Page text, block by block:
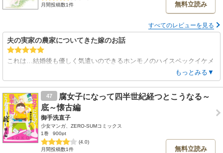
月間投稿数1件
無料立読み
すべてのレビューを見る
夫の実家の農家についてきた嫁のお話
これは…結婚後も優しく気遣いのできるホンモノのハイスペックイケメ
もちろん田舎ならではの閉鎖的で男尊女卑的な描写もあるが、夫のお陰
でスルーできている。どこに住むか、ではなく誰と暮らすかなのだろ
う。
何もない事が自慢の豊かな日常が描かれている。
もっとみる▼
47
腐女子になって四半世紀経つとこうなる～
底～懐古編
御手洗直子
少女マンガ、ZERO-SUMコミックス
1巻
900pt
(4.0)
月間投稿数1件
無料立読み